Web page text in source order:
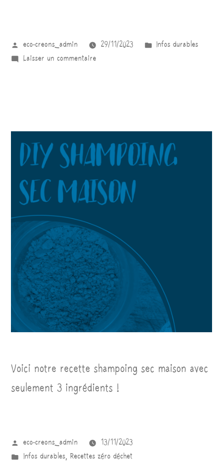
eco-creons_admin 29/11/2023
Infos durables
Laisser un commentaire
Voici notre recette shampoing sec maison avec
seulement 3 ingrédients !
eco-creons_admin
13/11/2023
Infos durables, Recettes zéro déchet